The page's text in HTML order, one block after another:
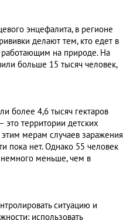
энцефалита, в регионе
делают тем, кто едет в
на природе. На
больше 15 тысяч человек,
более 4,6 тысяч гектаров
территории детских
мерам случаев заражения
пока нет. Однако 55 человек
меньше, чем в
ситуацию и
использовать